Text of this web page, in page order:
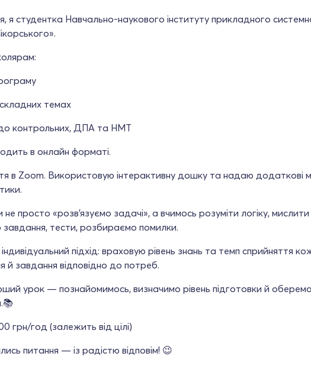
я студентка Навчально-наукового інституту прикладного
темах
до контрольних, ДПА та НМТ
в онлайн форматі.
в Zoom. Використовую інтерактивну дошку та надаю додаткові
просто «розв’язуємо задачі», а вчимось розуміти логіку,
тести, розбираємо помилки.
підхід: враховую рівень знань та темп сприйняття
й завдання відповідно до потреб.
урок — познайомимось, визначимо рівень підготовки й
грн/год (залежить від цілі)
питання — із радістю відповім! 😉